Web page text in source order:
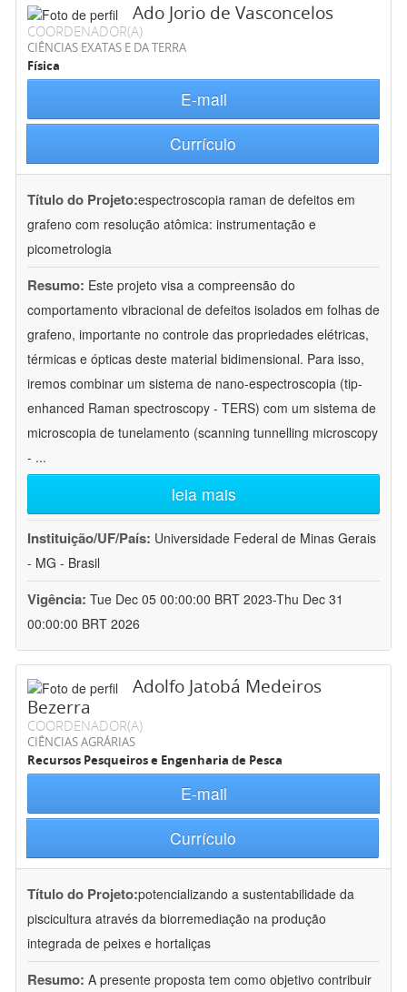
Ado Jorio de Vasconcelos
COORDENADOR(A)
CIÊNCIAS EXATAS E DA TERRA
Física
E-mail
Currículo
Título do Projeto:espectroscopia raman de defeitos em
grafeno com resolução atômica: instrumentação e
picometrologia
Resumo: Este projeto visa a compreensão do
comportamento vibracional de defeitos isolados em folhas de
grafeno, importante no controle das propriedades elétricas,
térmicas e ópticas deste material bidimensional. Para isso,
iremos combinar um sistema de nano-espectroscopia (tip-
enhanced Raman spectroscopy - TERS) com um sistema de
microscopia de tunelamento (scanning tunnelling microscopy
- ...
leia mais
Instituição/UF/País: Universidade Federal de Minas Gerais
- MG - Brasil
Vigência: Tue Dec 05 00:00:00 BRT 2023-Thu Dec 31
00:00:00 BRT 2026
Adolfo Jatobá Medeiros
Bezerra
COORDENADOR(A)
CIÊNCIAS AGRÁRIAS
Recursos Pesqueiros e Engenharia de Pesca
E-mail
Currículo
Título do Projeto:potencializando a sustentabilidade da
piscicultura através da biorremediação na produção
integrada de peixes e hortaliças
Resumo: A presente proposta tem como objetivo contribuir